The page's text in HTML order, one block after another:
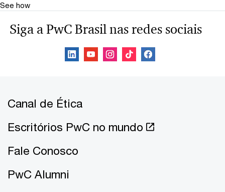
See how
Siga a PwC Brasil nas redes sociais
Canal de Ética
Escritórios PwC no mundo
Fale Conosco
PwC Alumni